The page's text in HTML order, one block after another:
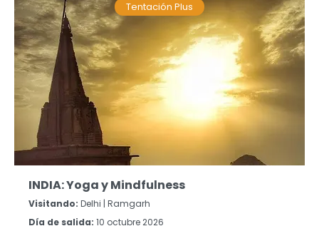
Tentación Plus
INDIA: Yoga y Mindfulness
Visitando: Delhi | Ramgarh
Día de salida: 10 octubre 2026